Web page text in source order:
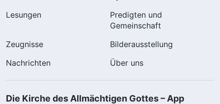
Lesungen
Predigten und
Gemeinschaft
Zeugnisse
Bilderausstellung
Nachrichten
Über uns
Die Kirche des Allmächtigen Gottes – App